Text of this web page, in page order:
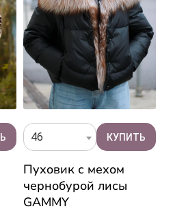
46
Пуховик с мехом
чернобурой лисы
GAMMY